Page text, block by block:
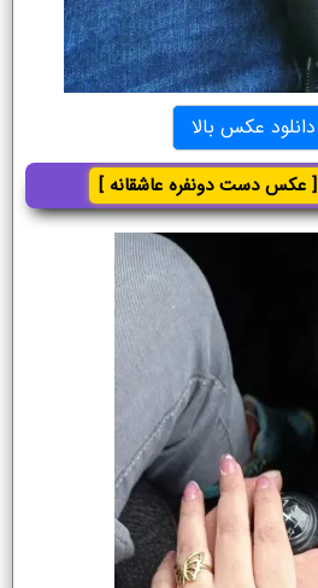
دانلود عکس بالا
[ عکس دست دونفره عاشقانه ]